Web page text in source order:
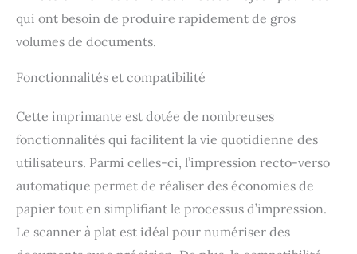
qui ont besoin de produire rapidement de gros
volumes de documents.
Fonctionnalités et compatibilité
Cette imprimante est dotée de nombreuses
fonctionnalités qui facilitent la vie quotidienne des
utilisateurs. Parmi celles-ci, l’impression recto-verso
automatique permet de réaliser des économies de
papier tout en simplifiant le processus d’impression.
Le scanner à plat est idéal pour numériser des